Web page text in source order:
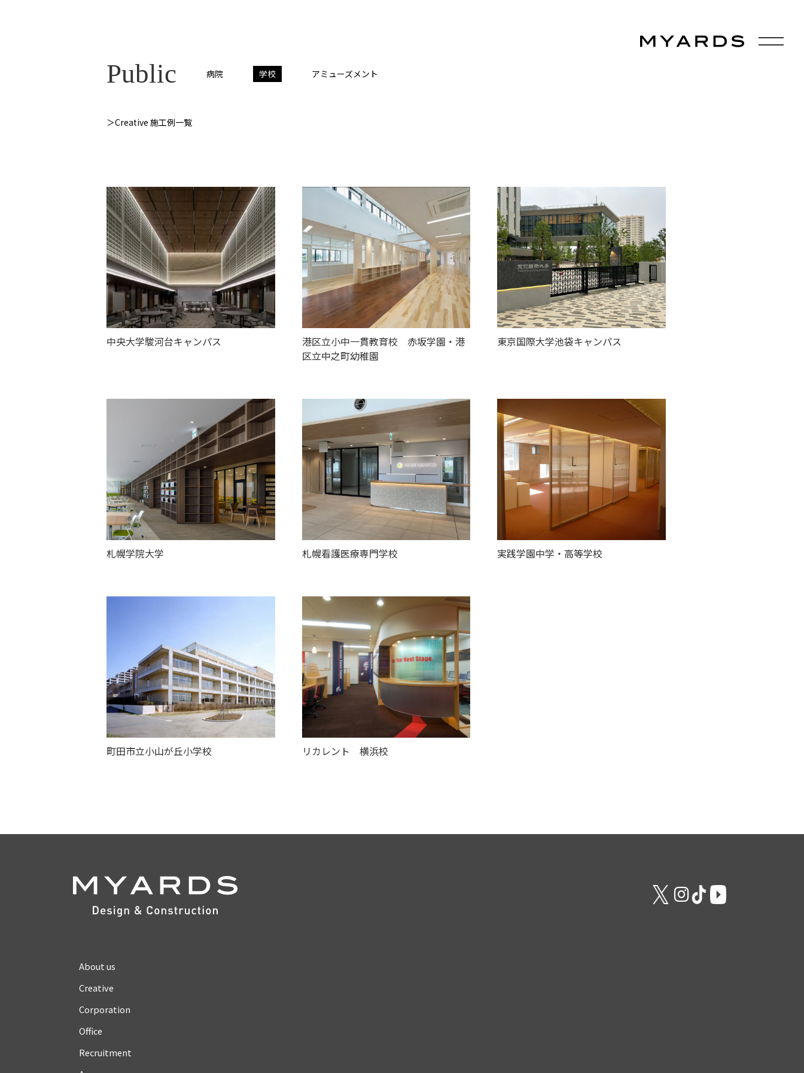
Public 病院 学校 アミューズメント
＞Creative 施工例一覧
中央大学駿河台キャンパス
港区立小中一貫教育校 赤坂学園・港
区立中之町幼稚園
東京国際大学池袋キャンパス
札幌学院大学 札幌看護医療専門学校 実践学園中学・高等学校
町田市立小山が丘小学校 リカレント 横浜校
About us
Creative
Corporation
Office
Recruitment